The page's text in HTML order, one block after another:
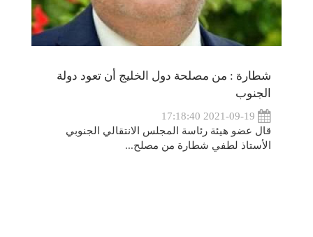
شطارة : من مصلحة دول الخليج أن تعود دولة
الجنوب
قال عضو هيئة رئاسة المجلس الانتقالي الجنوبي
الأستاذ لطفي شطارة ‏‎من مصلح...